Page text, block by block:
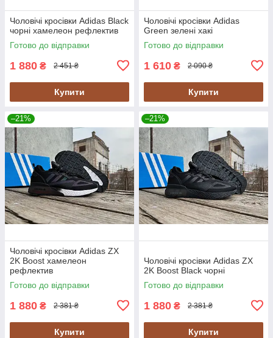
Чоловічі кросівки Adidas Black
чорні хамелеон рефлектив
Готово до відправки
1 880 ₴ 2 451 ₴
Купити
Чоловічі кросівки Adidas
Green зелені хакі
Готово до відправки
1 610 ₴ 2 090 ₴
Купити
–21%
Чоловічі кросівки Adidas ZX
2K Boost хамелеон
рефлектив
Готово до відправки
1 880 ₴ 2 381 ₴
Купити
–21%
Чоловічі кросівки Adidas ZX
2K Boost Black чорні
Готово до відправки
1 880 ₴ 2 381 ₴
Купити